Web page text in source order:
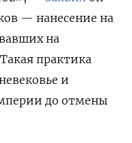
— нанесение на
на
практика
и
до отмены